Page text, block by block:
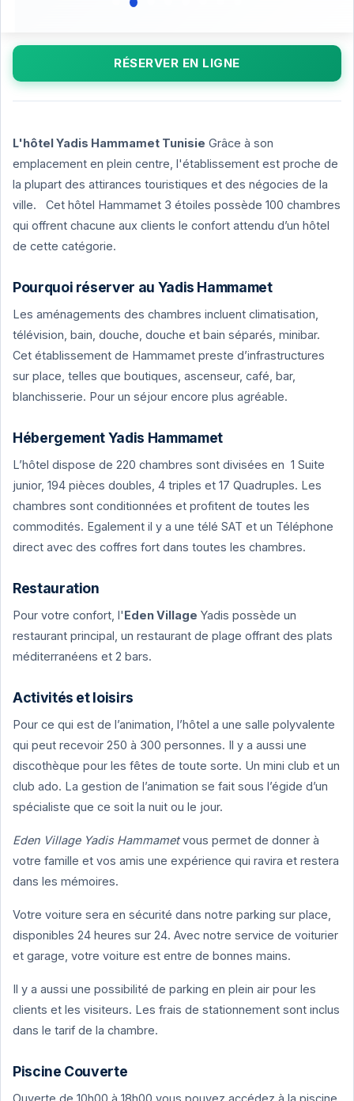
RÉSERVER EN LIGNE
L'hôtel Yadis Hammamet Tunisie Grâce à son
emplacement en plein centre, l'établissement est proche de
la plupart des attirances touristiques et des négocies de la
ville. Cet hôtel Hammamet 3 étoiles possède 100 chambres
qui offrent chacune aux clients le confort attendu d’un hôtel
de cette catégorie.
Pourquoi réserver au Yadis Hammamet
Les aménagements des chambres incluent climatisation,
télévision, bain, douche, douche et bain séparés, minibar.
Cet établissement de Hammamet preste d’infrastructures
sur place, telles que boutiques, ascenseur, café, bar,
blanchisserie. Pour un séjour encore plus agréable.
Hébergement Yadis Hammamet
L’hôtel dispose de 220 chambres sont divisées en 1 Suite
junior, 194 pièces doubles, 4 triples et 17 Quadruples. Les
chambres sont conditionnées et profitent de toutes les
commodités. Egalement il y a une télé SAT et un Téléphone
direct avec des coffres fort dans toutes les chambres.
Restauration
Pour votre confort, l'Eden Village Yadis possède un
restaurant principal, un restaurant de plage offrant des plats
méditerranéens et 2 bars.
Activités et loisirs
Pour ce qui est de l’animation, l’hôtel a une salle polyvalente
qui peut recevoir 250 à 300 personnes. Il y a aussi une
discothèque pour les fêtes de toute sorte. Un mini club et un
club ado. La gestion de l’animation se fait sous l’égide d’un
spécialiste que ce soit la nuit ou le jour.
Eden Village Yadis Hammametvous permet de donner à
votre famille et vos amis une expérience qui ravira et restera
dans les mémoires.
Votre voiture sera en sécurité dans notre parking sur place,
disponibles 24 heures sur 24. Avec notre service de voiturier
et garage, votre voiture est entre de bonnes mains.
Il y a aussi une possibilité de parking en plein air pour les
clients et les visiteurs. Les frais de stationnement sont inclus
dans le tarif de la chambre.
Piscine Couverte
Ouverte de 10h00 à 18h00 vous pouvez accédez à la piscine